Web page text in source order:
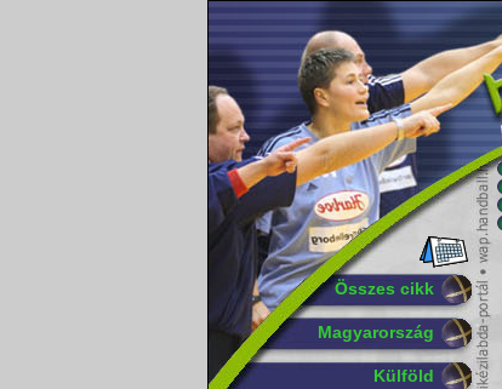
Összes cikk
Magyarország
Külföld